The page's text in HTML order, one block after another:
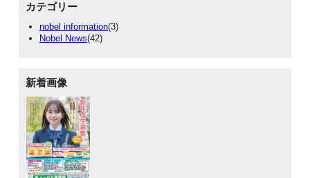
カテゴリー
nobel information(3)
Nobel News(42)
新着画像